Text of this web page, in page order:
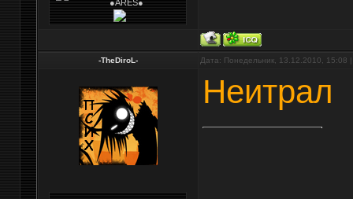
-TheDiroL- Дата: Понедельник, 13.12.2010,
Неитрал